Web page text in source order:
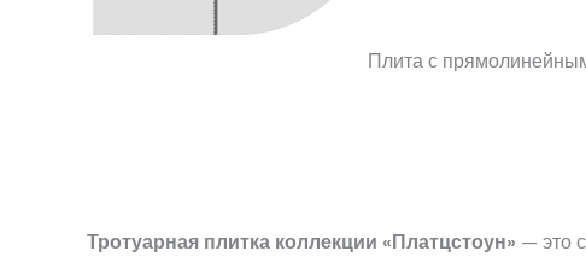
Плита с
Тротуарная плитка коллекции «Платцстоун» — это